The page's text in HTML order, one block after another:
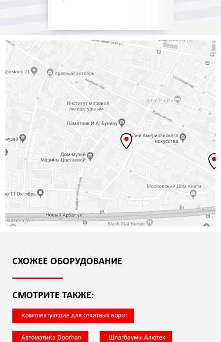
СХОЖЕЕ ОБОРУДОВАНИЕ
СМОТРИТЕ ТАКЖЕ:
Комплектующие для откатных ворот
Автоматика Doorhan Шлагбаумы Алютех